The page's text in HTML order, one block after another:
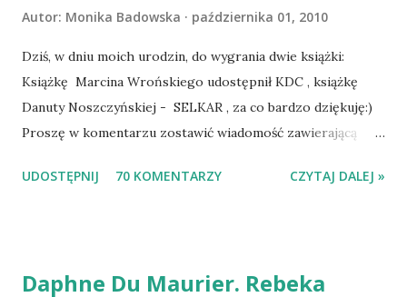
Autor: Monika Badowska października 01, 2010
Dziś, w dniu moich urodzin, do wygrania dwie książki:
Książkę Marcina Wrońskiego udostępnił KDC , książkę
Danuty Noszczyńskiej - SELKAR , za co bardzo dziękuję:)
Proszę w komentarzu zostawić wiadomość zawierającą
Losowanie odbędzie się w niedzielę o 8:00. Zapraszam
UDOSTĘPNIJ 70 KOMENTARZY CZYTAJ DALEJ »
Daphne Du Maurier. Rebeka